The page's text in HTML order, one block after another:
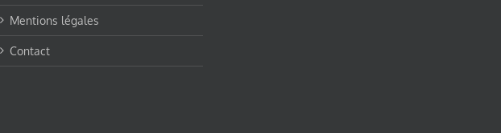
Mentions légales
Contact